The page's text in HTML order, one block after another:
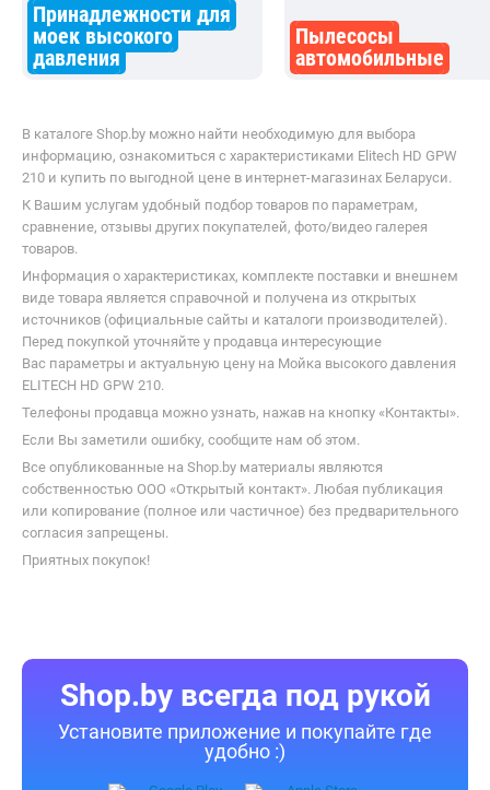
Принадлежности для
моек высокого
давления
Пылесосы
автомобильные
В каталоге Shop.by можно найти необходимую для выбора
информацию, ознакомиться с характеристиками Elitech HD GPW
210 и купить по выгодной цене в интернет-магазинах Беларуси.
К Вашим услугам удобный подбор товаров по параметрам,
сравнение, отзывы других покупателей, фото/видео галерея
товаров.
Информация о характеристиках, комплекте поставки и внешнем
виде товара является справочной и получена из открытых
источников (официальные сайты и каталоги производителей).
Перед покупкой уточняйте у продавца интересующие
Вас параметры и актуальную цену на Мойка высокого давления
ELITECH HD GPW 210.
Телефоны продавца можно узнать, нажав на кнопку «Контакты».
Если Вы заметили ошибку, сообщите нам об этом.
Все опубликованные на Shop.by материалы являются
собственностью ООО «Открытый контакт». Любая публикация
или копирование (полное или частичное) без предварительного
согласия запрещены.
Приятных покупок!
Shop.by всегда под рукой
Установите приложение и покупайте где
удобно :)